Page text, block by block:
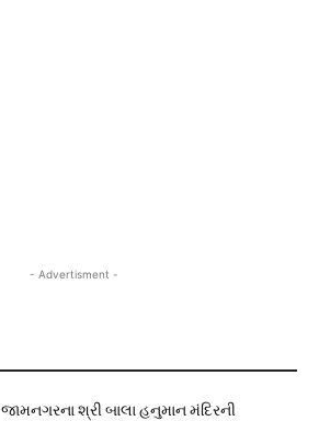
- Advertisment -
જામનગરના શ્રી બાલા હનુમાન મંદિરની